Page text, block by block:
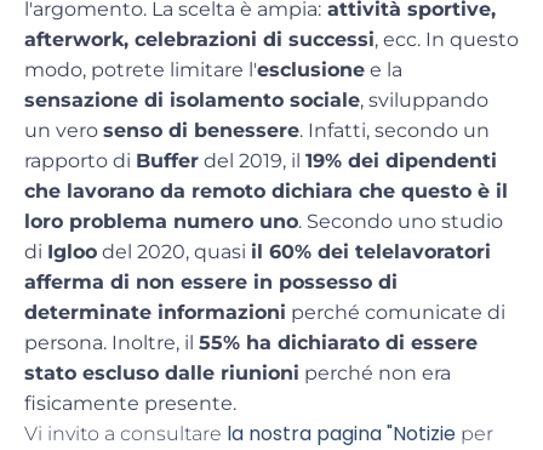
l'argomento. La scelta è ampia: attività sportive,
afterwork, celebrazioni di successi, ecc. In questo
modo, potrete limitare l'esclusione e la
sensazione di isolamento sociale, sviluppando
un vero senso di benessere. Infatti, secondo un
rapporto di Buffer del 2019, il 19% dei dipendenti
che lavorano da remoto dichiara che questo è il
loro problema numero uno. Secondo uno studio
di Igloo del 2020, quasi il 60% dei telelavoratori
afferma di non essere in possesso di
determinate informazioni perché comunicate di
persona. Inoltre, il 55% ha dichiarato di essere
stato escluso dalle riunioni perché non era
fisicamente presente.
Vi invito a consultare la nostra pagina "Notizie per